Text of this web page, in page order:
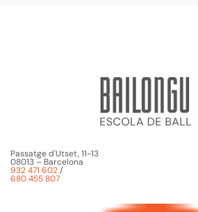
Passatge d'Utset, 11-13
08013 – Barcelona
932 471 602/
680 455 807